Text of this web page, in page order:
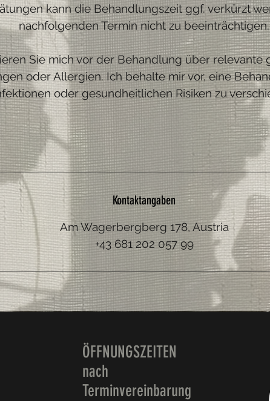
kann die Behandlungszeit ggf. verkürzt
nachfolgenden Termin nicht zu beeinträchtigen.
Sie mich vor der Behandlung über relevante
oder Allergien. Ich behalte mir vor, eine
oder gesundheitlichen Risiken zu
Kontaktangaben
Am Wagerbergberg 178, Austria
+43 681 202 057 99
ÖFFNUNGSZEITEN
nach
Terminvereinbarung